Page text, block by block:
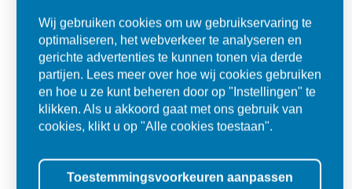
Alles goed zo was afgesproken.
"Materiaal was goed en de prijs ook. Dus zeker tevreden.."
Den Dungen
Wij gebruiken cookies om uw gebruikservaring te
optimaliseren, het webverkeer te analyseren en
gerichte advertenties te kunnen tonen via derde
partijen. Lees meer over hoe wij cookies gebruiken
en hoe u ze kunt beheren door op "Instellingen" te
klikken. Als u akkoord gaat met ons gebruik van
cookies, klikt u op "Alle cookies toestaan".
Toestemmingsvoorkeuren aanpassen